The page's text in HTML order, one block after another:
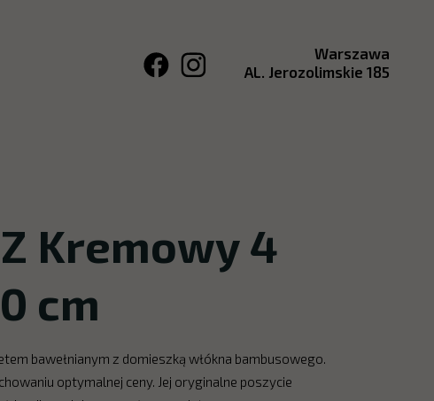
Warszawa
AL. Jerozolimskie 185
Kremowy 4
cm
bawełnianym z domieszką włókna bambusowego.
optymalnej ceny. Jej oryginalne poszycie